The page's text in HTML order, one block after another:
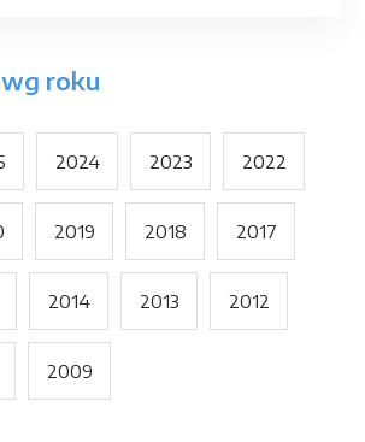
roku
2024 2023 2022
2019 2018 2017
2014 2013 2012
2009